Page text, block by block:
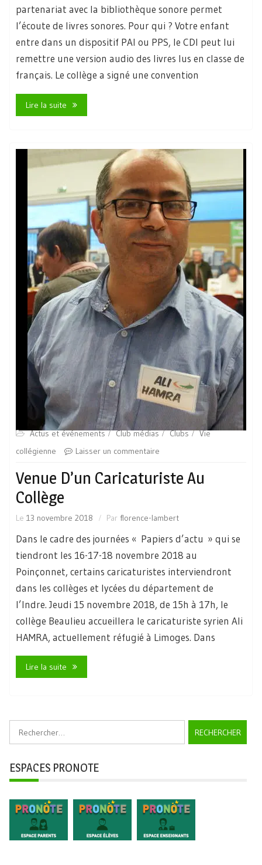
partenariat avec la bibliothèque sonore permet
l’écoute de livres sonores. Pour qui ? Votre enfant
entre dans un dispositif PAI ou PPS, le CDI peut lui
remettre une version audio des livres lus en classe de
français. Le collège a signé une convention
Lire la suite
Actus et événements Club médias Clubs
Vie
collégienne
Laisser un commentaire
Venue D’un Caricaturiste Au
Collège
Le 13 novembre 2018 Par florence-lambert
Dans le cadre des journées « Papiers d’actu » qui se
tiendront les 16-17-18 novembre 2018 au
Poinçonnet, certains caricaturistes interviendront
dans les collèges et lycées du département de
l’Indre. Jeudi 15 novembre 2018, de 15h à 17h, le
collège Beaulieu accueillera le caricaturiste syrien Ali
HAMRA, actuellement réfugié à Limoges. Dans
Lire la suite
ESPACES PRONOTE